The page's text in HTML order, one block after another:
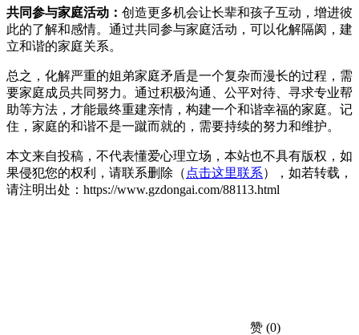
共同参与家庭活动： 创造更多机会让长辈和孩子互动，增进彼
此的了解和感情。通过共同参与家庭活动，可以化解隔阂，建
立和谐的家庭关系。
总之，化解严重的姐弟家庭矛盾是一个复杂而漫长的过程，需
要家庭成员共同努力。通过积极沟通、公平对待、寻求专业帮
助等方法，才能最终重建亲情，构建一个和谐幸福的家庭。记
住，家庭的和谐不是一蹴而就的，需要持续的努力和维护。
本文来自投稿，不代表懂爱心理立场，本站也不具有版权，如
果侵犯您的权利，请联系删除（ 点击这里联系），如若转载，
请注明出处：https://www.gzdongai.com/88113.html
赞 (0)